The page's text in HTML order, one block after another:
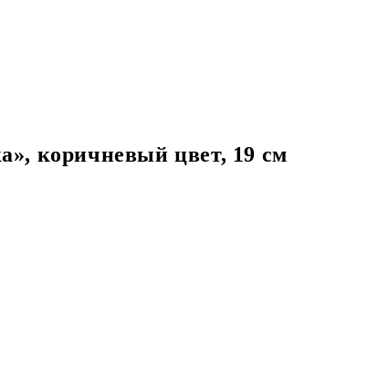
коричневый цвет, 19 см